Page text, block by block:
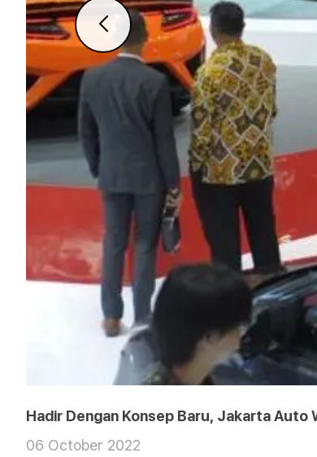
Hadir Dengan Konsep Baru, Jakarta
06 October 2022